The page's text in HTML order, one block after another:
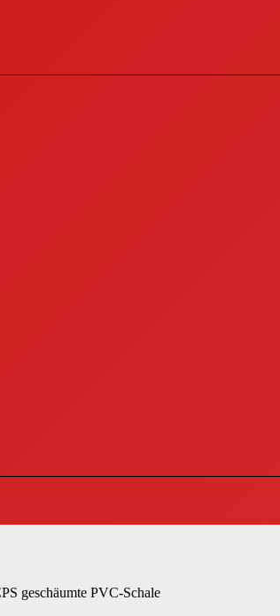
geschäumte PVC-Schale